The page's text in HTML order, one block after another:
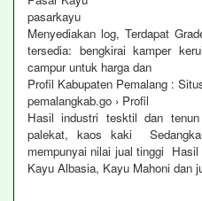
pasarkayu
Menyediakan log, Terdapat
tersedia: bengkirai kamper
campur untuk harga dan
Profil Kabupaten Pemalang :
pemalangkab.go › Profil
Hasil industri tesktil dan
palekat, kaos kaki
mempunyai nilai jual tinggi
Kayu Albasia, Kayu Mahoni dan